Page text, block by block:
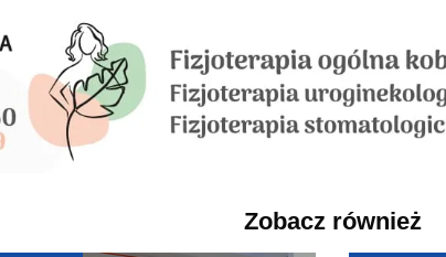
Zobacz również